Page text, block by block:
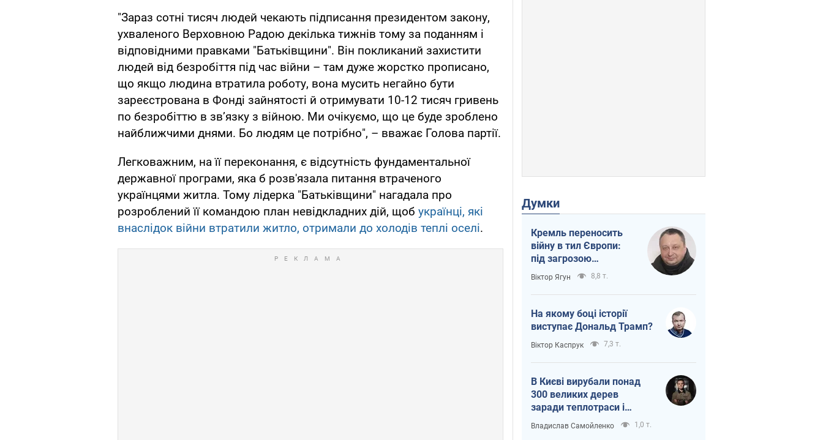
"Зараз сотні тисяч людей чекають підписання президентом закону,
ухваленого Верховною Радою декілька тижнів тому за поданням і
відповідними правками "Батьківщини". Він покликаний захистити
людей від безробіття під час війни – там дуже жорстко прописано,
що якщо людина втратила роботу, вона мусить негайно бути
зареєстрована в Фонді зайнятості й отримувати 10-12 тисяч гривень
по безробіттю в зв’язку з війною. Ми очікуємо, що це буде зроблено
найближчими днями. Бо людям це потрібно", – вважає Голова партії.
Легковажним, на її переконання, є відсутність фундаментальної
державної програми, яка б розв'язала питання втраченого
українцями житла. Тому лідерка "Батьківщини" нагадала про
розроблений її командою план невідкладних дій, щоб українці, які
внаслідок війни втратили житло, отримали до холодів теплі оселі.
Думки
Кремль переносить
війну в тил Європи:
під загрозою
критична логістика
Віктор Ягун 8,8 т.
На якому боці історії
виступає Дональд Трамп?
Віктор Каспрук 7,3 т.
В Києві вирубали понад
300 великих дерев
заради теплотраси і
всупереч Генплану
Владислав Самойленко 1,0 т.